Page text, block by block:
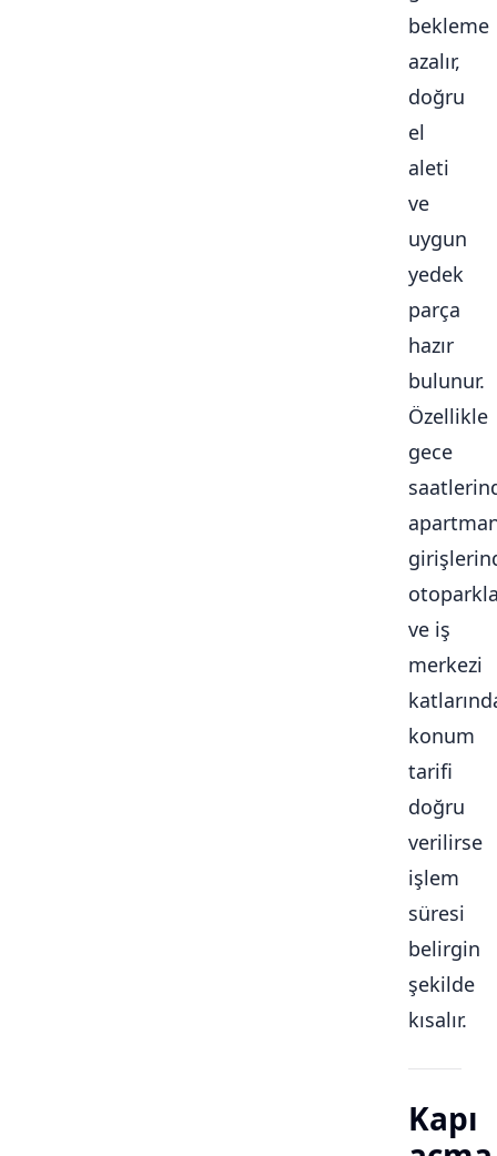
bekleme
azalır,
doğru
el
aleti
ve
uygun
yedek
parça
hazır
bulunur.
Özellikle
gece
ve iş
merkezi
konum
tarifi
doğru
verilirse
işlem
süresi
belirgin
şekilde
kısalır.
Kapı